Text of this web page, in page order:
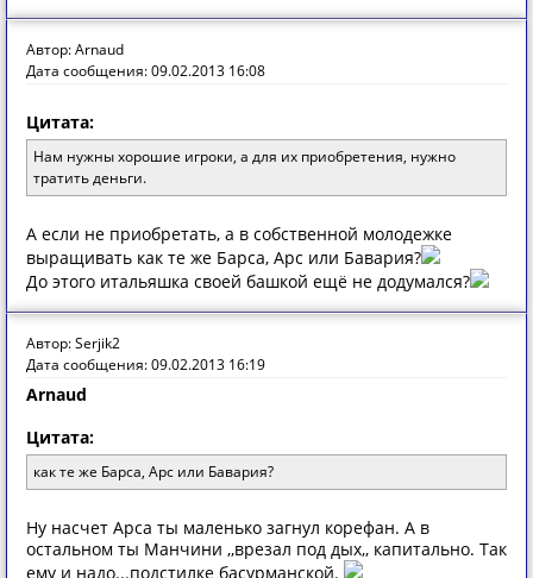
Автор: Arnaud
Дата сообщения: 09.02.2013 16:08
Цитата:
Нам нужны хорошие игроки, а для их приобретения, нужно
тратить деньги.
А если не приобретать, а в собственной молодежке
выращивать как те же Барса, Арс или Бавария?
До этого итальяшка своей башкой ещё не додумался?
Автор: Serjik2
Дата сообщения: 09.02.2013 16:19
Arnaud
Цитата:
как те же Барса, Арс или Бавария?
Ну насчет Арса ты маленько загнул корефан. А в
остальном ты Манчини ,,врезал под дых,, капитально. Так
ему и надо...подстилке басурманской.